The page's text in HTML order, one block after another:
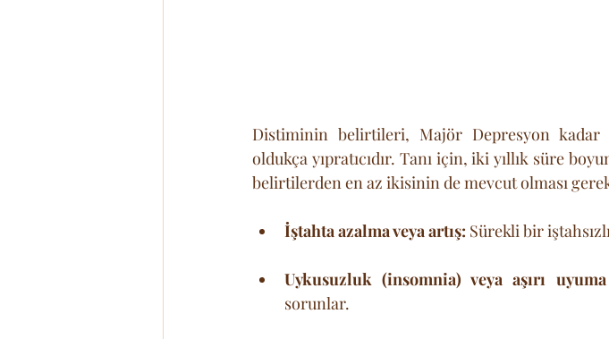
Distiminin belirtileri, Majör Depresyon
oldukça yıpratıcıdır. Tanı için, iki yıllık süre
belirtilerden en az ikisinin de mevcut olması
İştahta azalma veya artış: Sürekli bir
Uykusuzluk (insomnia) veya aşırı
sorunlar.